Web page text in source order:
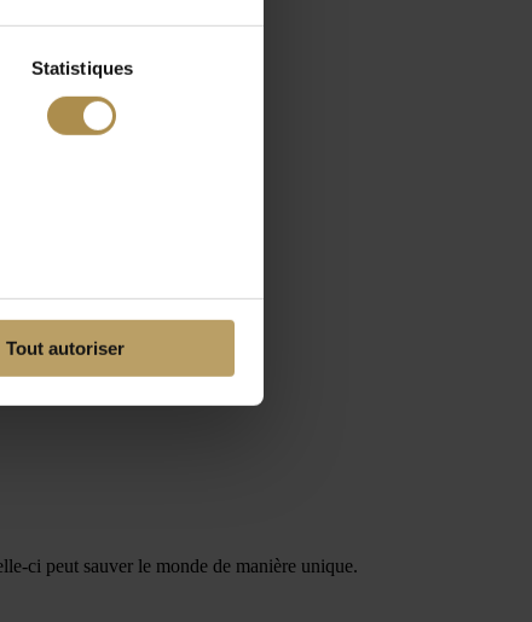
Statistiques
Tout autoriser
ci peut sauver le monde de manière unique.